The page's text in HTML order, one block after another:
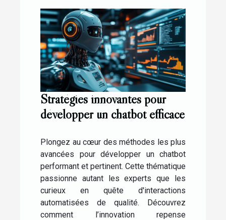
Stratégies innovantes pour
développer un chatbot efficace
Plongez au cœur des méthodes les plus
avancées pour développer un chatbot
performant et pertinent. Cette thématique
passionne autant les experts que les
curieux en quête d'interactions
automatisées de qualité. Découvrez
comment l’innovation repense